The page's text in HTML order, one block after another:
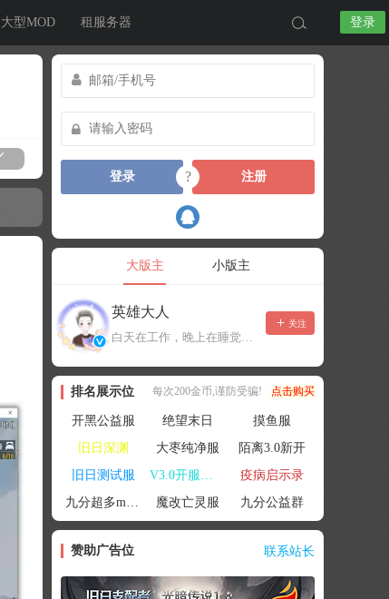
大型MOD 租服务器 登录
登录 ? 注册
大版主 小版主
英雄大人
白天在工作，晚上在睡觉，有事可以留言，不一定能及时回复！
关注
排名展示位 每次200金币,谨防受骗! 点击购买
开黑公益服 绝望末日
摸鱼服
旧日深渊
大枣纯净服
陌离3.0新开
旧日测试服
V3.0开服联机
疫病启示录
九分超多mod群
魔改亡灵服 九分公益群
赞助广告位 联系站长